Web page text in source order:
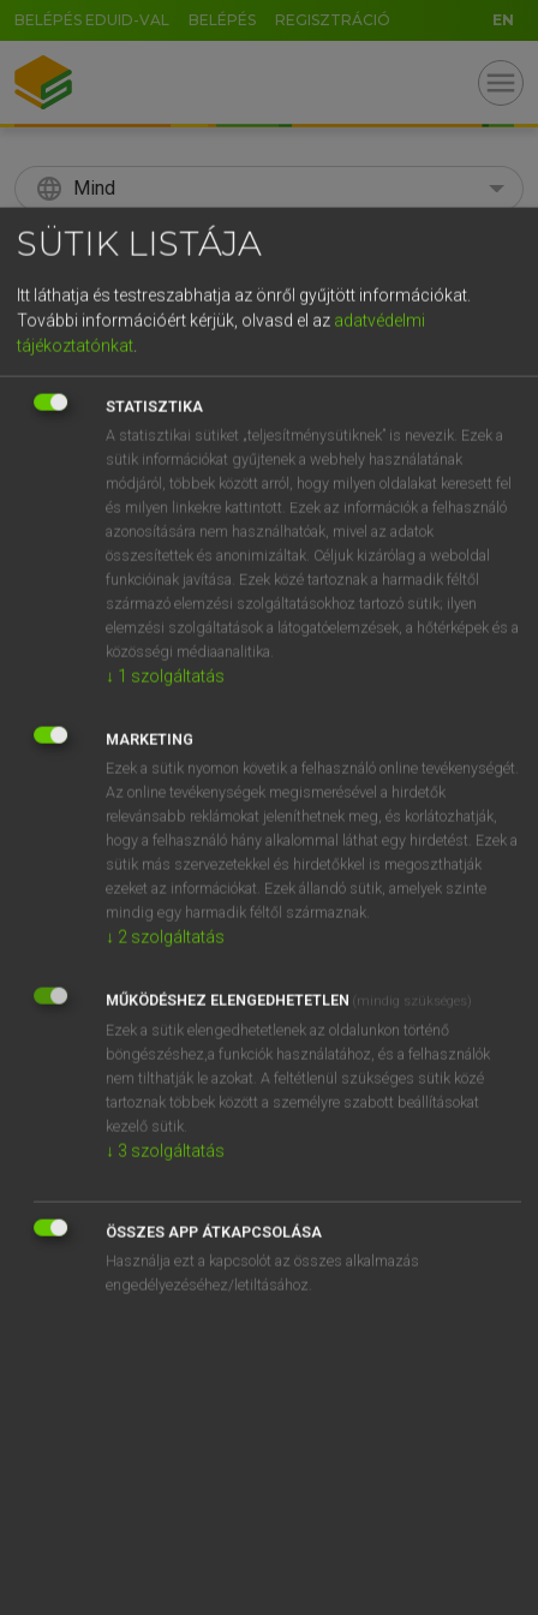
BELÉPÉS EDUID-VAL BELÉPÉS REGISZTRÁCIÓ EN
menu
language Mind
search
KERESÉS
Díjmentes angol szótár
antimatter fn antianyag
⚲ antimatterkeresése szótárainkban
DÍJMENTES ANGOL SZÓTÁR
antilogarithm
antimatter
antimilitarism
antimilitarista
SZOTAR.NET APPLIKÁCIÓ
ONLINE NYELVVIZSGA
SÜTIK LISTÁJA
Itt láthatja és testreszabhatja az önről gyűjtött információkat.
További információért kérjük, olvasd el az adatvédelmi
tájékoztatónkat
STATISZTIKA
A statisztikai sütiket „teljesítménysütiknek” is nevezik. Ezek a
sütik információkat gyűjtenek a webhely használatának
módjáról, többek között arról, hogy milyen oldalakat keresett fel
és milyen linkekre kattintott. Ezek az információk a felhasználó
azonosítására nem használhatóak, mivel az adatok
összesítettek és anonimizáltak. Céljuk kizárólag a weboldal
funkcióinak javítása. Ezek közé tartoznak a harmadik féltől
származó elemzési szolgáltatásokhoz tartozó sütik; ilyen
elemzési szolgáltatások a látogatóelemzések, a hőtérképek és a
közösségi médiaanalitika.
↓ 1 szolgáltatás
MARKETING
Ezek a sütik nyomon követik a felhasználó online tevékenységét.
Az online tevékenységek megismerésével a hirdetők
relevánsabb reklámokat jeleníthetnek meg, és korlátozhatják,
hogy a felhasználó hány alkalommal láthat egy hirdetést. Ezek a
sütik más szervezetekkel és hirdetőkkel is megoszthatják
ezeket az információkat. Ezek állandó sütik, amelyek szinte
mindig egy harmadik féltől származnak.
↓ 2 szolgáltatás
MŰKÖDÉSHEZ ELENGEDHETETLEN (mindig szükséges)
Ezek a sütik elengedhetetlenek az oldalunkon történő
böngészéshez,a funkciók használatához, és a felhasználók
nem tilthatják le azokat. A feltétlenül szükséges sütik közé
tartoznak többek között a személyre szabott beállításokat
kezelő sütik.
↓ 3 szolgáltatás
ÖSSZES APP ÁTKAPCSOLÁSA
Használja ezt a kapcsolót az összes alkalmazás
engedélyezéséhez/letiltásához.
GR
5 6 7 8 9 ö ü ó
r t z u i o p ő ú
k l ű
n m , . AltGr